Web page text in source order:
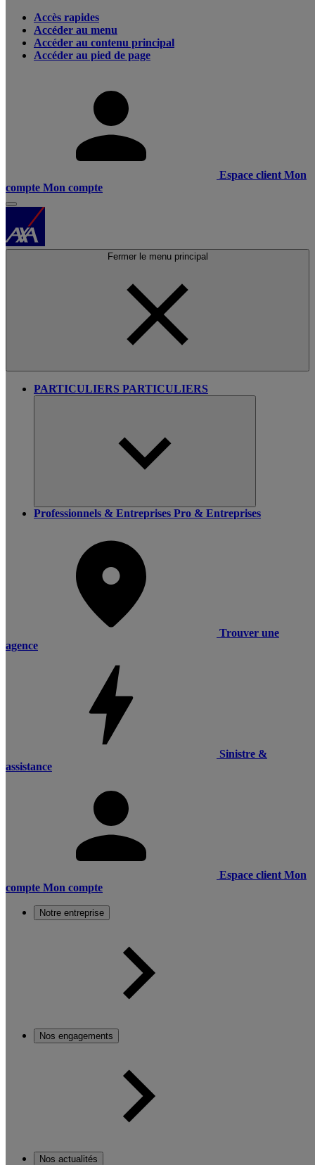
Accès rapides
Accéder au menu
Accéder au contenu principal
Accéder au pied de page
Espace client Mon
compte Mon compte
Fermer le menu principal
PARTICULIERS PARTICULIERS
Professionnels & Entreprises Pro & Entreprises
Trouver une
agence
Sinistre &
assistance
Espace client Mon
compte Mon compte
Notre entreprise
Nos engagements
Nos actualités